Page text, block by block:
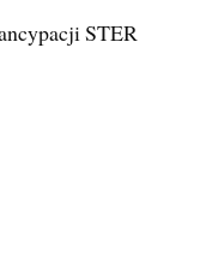
STER